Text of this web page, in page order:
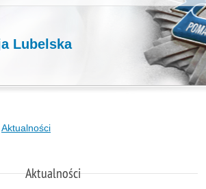
Lubelska
Aktualności
Aktualności